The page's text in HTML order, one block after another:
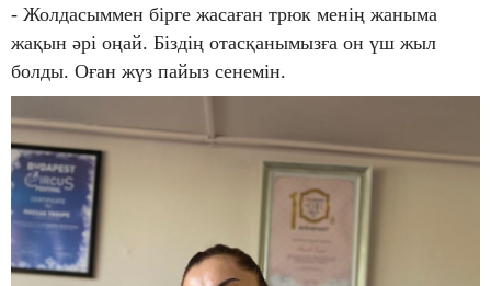
- Жолдасыммен бірге жасаған трюк менің жаныма
жақын әрі оңай. Біздің отасқанымызға он үш жыл
болды. Оған жүз пайыз сенемін.